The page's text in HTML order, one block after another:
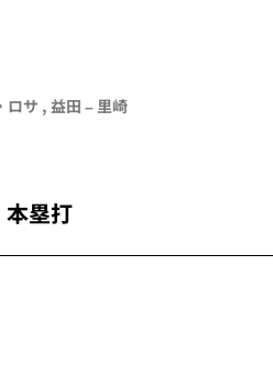
ロサ , 益田 – 里崎
本塁打